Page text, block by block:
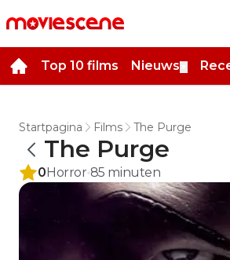
Top 10 films Nieuws
Startpagina Films The Purge
The Purge
0Horror 85 minuten